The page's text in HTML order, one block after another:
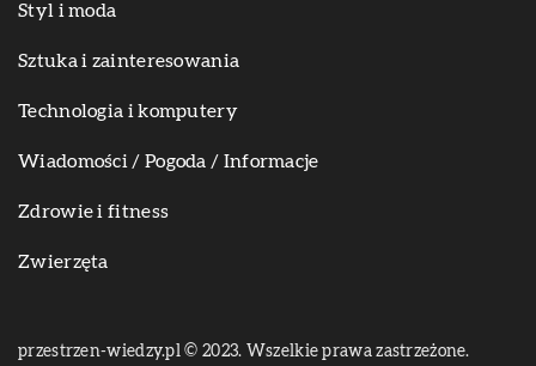
Styl i moda
Sztuka i zainteresowania
Technologia i komputery
Wiadomości / Pogoda / Informacje
Zdrowie i fitness
Zwierzęta
przestrzen-wiedzy.pl © 2023. Wszelkie prawa zastrzeżone.